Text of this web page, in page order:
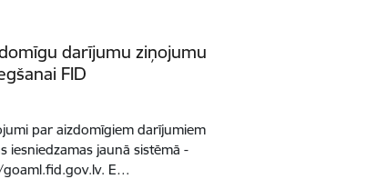
darījumu ziņojumu
FID
par aizdomīgiem darījumiem
iesniedzamas jaunā sistēmā -
E…